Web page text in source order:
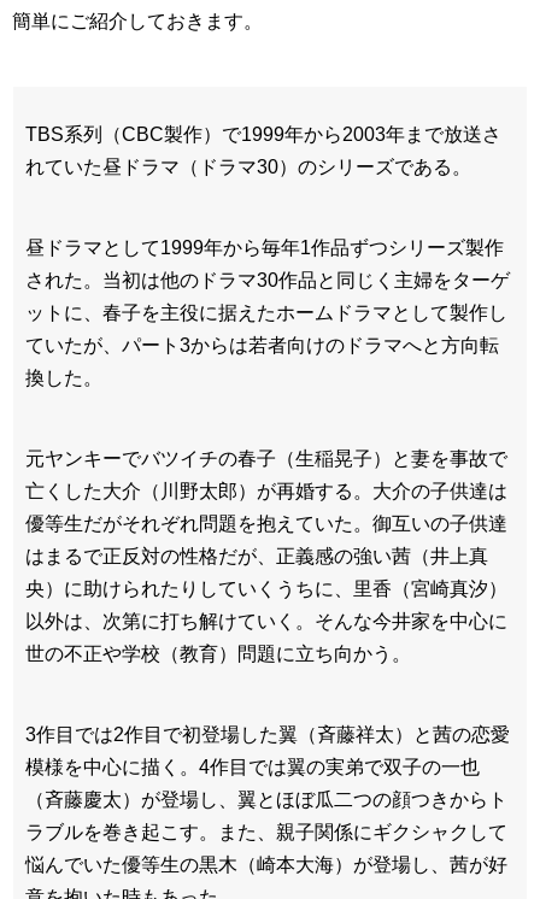
簡単にご紹介しておきます。
TBS系列（CBC製作）で1999年から2003年まで放送さ
れていた昼ドラマ（ドラマ30）のシリーズである。
昼ドラマとして1999年から毎年1作品ずつシリーズ製作
された。当初は他のドラマ30作品と同じく主婦をターゲ
ットに、春子を主役に据えたホームドラマとして製作し
ていたが、パート3からは若者向けのドラマへと方向転
換した。
元ヤンキーでバツイチの春子（生稲晃子）と妻を事故で
亡くした大介（川野太郎）が再婚する。大介の子供達は
優等生だがそれぞれ問題を抱えていた。御互いの子供達
はまるで正反対の性格だが、正義感の強い茜（井上真
央）に助けられたりしていくうちに、里香（宮崎真汐）
以外は、次第に打ち解けていく。そんな今井家を中心に
世の不正や学校（教育）問題に立ち向かう。
3作目では2作目で初登場した翼（斉藤祥太）と茜の恋愛
模様を中心に描く。4作目では翼の実弟で双子の一也
（斉藤慶太）が登場し、翼とほぼ瓜二つの顔つきからト
ラブルを巻き起こす。また、親子関係にギクシャクして
悩んでいた優等生の黒木（崎本大海）が登場し、茜が好